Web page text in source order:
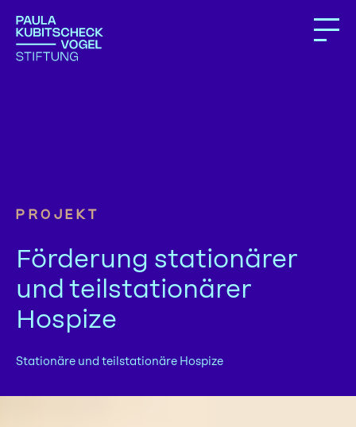
PROJEKT
Förderung stationärer
und teilstationärer
Hospize
Stationäre und teilstationäre Hospize